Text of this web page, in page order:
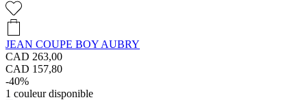
JEAN COUPE BOY AUBRY
CAD 263,00
CAD 157,80
-40%
1 couleur disponible